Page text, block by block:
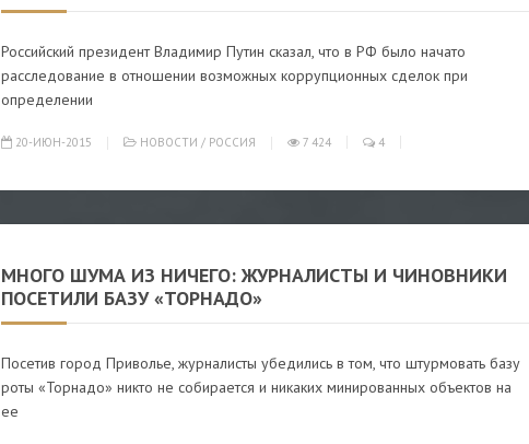
Российский президент Владимир Путин сказал, что в РФ было начато
расследование в отношении возможных коррупционных сделок при
определении
20-ИЮН-2015 НОВОСТИ / РОССИЯ 7 424 4
МНОГО ШУМА ИЗ НИЧЕГО: ЖУРНАЛИСТЫ И ЧИНОВНИКИ
ПОСЕТИЛИ БАЗУ «ТОРНАДО»
Посетив город Приволье, журналисты убедились в том, что штурмовать базу
роты «Торнадо» никто не собирается и никаких минированных объектов на
ее